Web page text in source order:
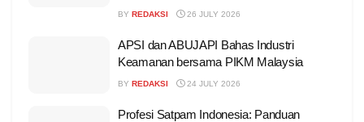
BY REDAKSI 26 JULY 2026
APSI dan ABUJAPI Bahas Industri
Keamanan bersama PIKM Malaysia
BY REDAKSI 24 JULY 2026
Profesi Satpam Indonesia: Panduan